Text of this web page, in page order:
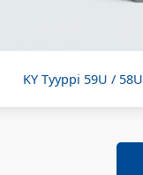
KY Tyyppi 59U / 58U